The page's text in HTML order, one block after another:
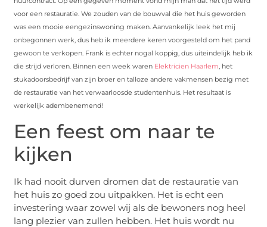
voor een restauratie. We zouden van de bouwval die het huis geworden
was een mooie eengezinswoning maken. Aanvankelijk leek het mij
onbegonnen werk, dus heb ik meerdere keren voorgesteld om het pand
gewoon te verkopen. Frank is echter nogal koppig, dus uiteindelijk heb ik
die strijd verloren. Binnen een week waren Elektricien Haarlem, het
stukadoorsbedrijf van zijn broer en talloze andere vakmensen bezig met
de restauratie van het verwaarloosde studentenhuis. Het resultaat is
werkelijk adembenemend!
Een feest om naar te
kijken
Ik had nooit durven dromen dat de restauratie van
het huis zo goed zou uitpakken. Het is echt een
investering waar zowel wij als de bewoners nog heel
lang plezier van zullen hebben. Het huis wordt nu